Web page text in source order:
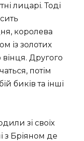
лицарі. Тоді
королева
із золотих
вінця. Другого
потім
биків та інші
зі своїх
з Бріяном де